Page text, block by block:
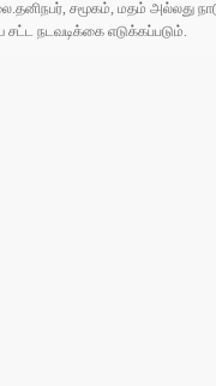
சமூகம், மதம் அல்லது
நடவடிக்கை எடுக்கப்படும்.